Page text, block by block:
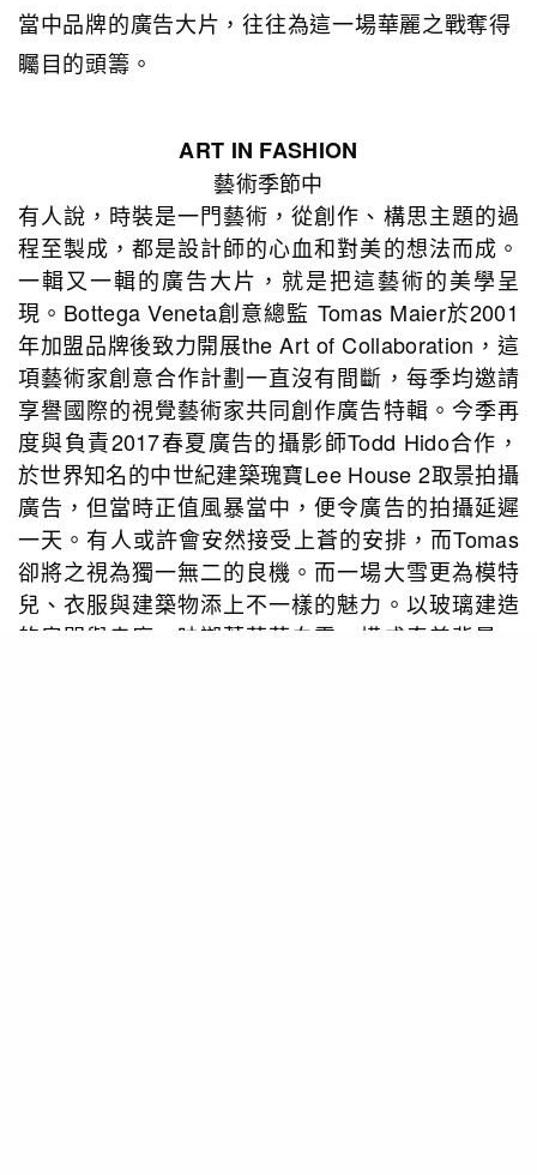
當中品牌的廣告大片，往往為這一場華麗之戰奪得
矚目的頭籌。
ART IN FASHION
藝術季節中
有人說，時裝是一門藝術，從創作、構思主題的過
程至製成，都是設計師的心血和對美的想法而成。
一輯又一輯的廣告大片，就是把這藝術的美學呈
現。Bottega Veneta創意總監 Tomas Maier於2001
年加盟品牌後致力開展the Art of Collaboration，這
項藝術家創意合作計劃一直沒有間斷，每季均邀請
享譽國際的視覺藝術家共同創作廣告特輯。今季再
度與負責2017春夏廣告的攝影師Todd Hido合作，